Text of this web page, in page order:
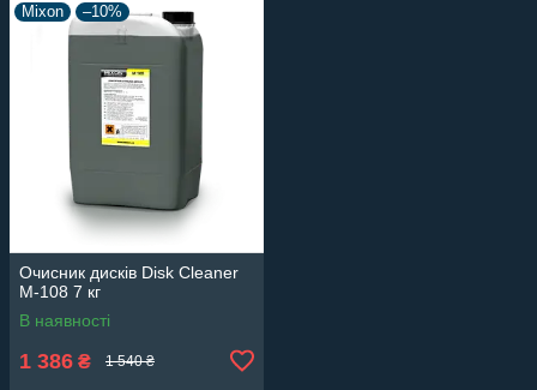
Mixon –10%
Очисник дисків Disk Cleaner
M-108 7 кг
В наявності
1 386 ₴ 1 540 ₴